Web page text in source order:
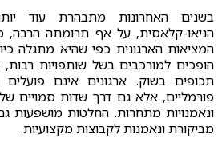
בשנים האחרונות מתבהרת עוד
הניאו-קלאסית, על אף תרומתה
המציאות הארגונית כפי שהיא מתגלה
הופכים למורכבים בשל שותפויות רבות,
תכופים בשוק. ארגונים אינם
פורמליים, אלא גם דרך שדות סמויים
ונאמנויות מתחרות. החלטות מושפעות
מביקורת ונאמנות לקבוצות מקצועיות.